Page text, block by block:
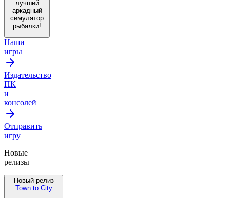
лучший
аркадный
симулятор
рыбалки!
Наши
игры
Издательство
ПК
и
консолей
Отправить
игру
Новые
релизы
Новый релиз
Town to City